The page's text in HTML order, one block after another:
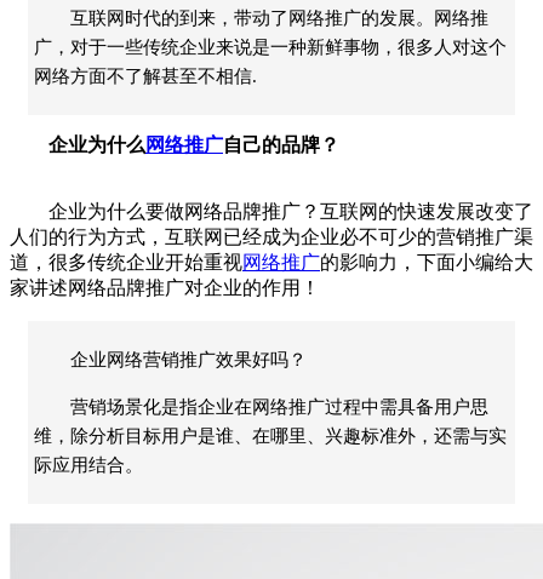
互联网时代的到来，带动了网络推广的发展。网络推
广，对于一些传统企业来说是一种新鲜事物，很多人对这个
网络方面不了解甚至不相信.
企业为什么 网络推广自己的品牌？
企业为什么要做网络品牌推广？互联网的快速发展改变了
人们的行为方式，互联网已经成为企业必不可少的营销推广渠
道，很多传统企业开始重视网络推广的影响力，下面小编给大
家讲述网络品牌推广对企业的作用！
企业网络营销推广效果好吗？
营销场景化是指企业在网络推广过程中需具备用户思
维，除分析目标用户是谁、在哪里、兴趣标准外，还需与实
际应用结合。